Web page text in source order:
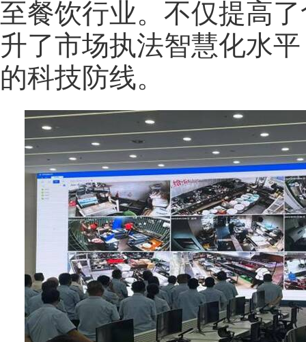
至餐饮行业。不仅提高
升了市场执法智慧化水
的科技防线。